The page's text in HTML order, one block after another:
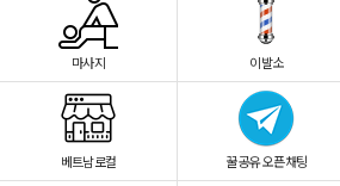
마사지 이발소
베트남로컬 꿀공유 오픈채팅